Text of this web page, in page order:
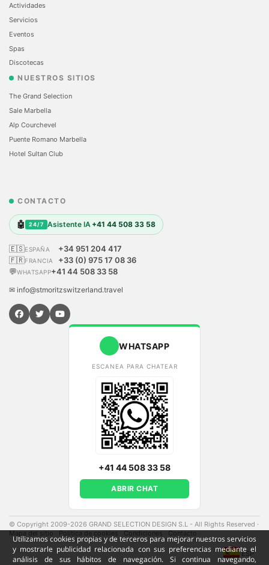
Utilizamos cookies propias y de terceros para mejorar nuestros servicios
y mostrarle publicidad relacionada con sus preferencias mediante el
análisis de sus hábitos de navegación. Si continua navegando,
Actividades
Servicios
Eventos
Spas
Discotecas
NUESTROS SITIOS
The Grand Selection
Sale Marbella
Alp Courchevel
Puente Romano Marbella
Hotel Sultan Club
CONTACTO
🤖 24/7 Asistente IA +41 44 508 33 58
🇪🇸ESPAÑA
+34 951 204 417
🇫🇷FRANCIA
+33 (0) 975 17 08 36
💬WHATSAPP+41 44 508 33 58
✉ info@stmoritzswitzerland.travel
WHATSAPP
ESCANEA PARA CHATEAR
+41 44 508 33 58
ABRIR CHAT
© Copyright 2009-2026 GRAND SELECTION DESIGN S.L - All Rights Reserved ·
Mapa del sitio
Política de cookies Condiciones Contacto
ESP